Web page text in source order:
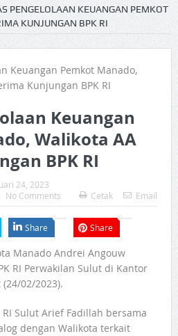
PENGELOLAAN KEUANGAN PEMKOT
KUNJUNGAN BPK RI
Keuangan
Walikota AA
BPK RI
24, 2023
No Comments Cetak Email
Share Share
Manado Andrei Angouw
RI Perwakilan Sulut di Kantor
02/2023).
RI Sulut Arief Fadillah bersama
dengan Walikota terkait